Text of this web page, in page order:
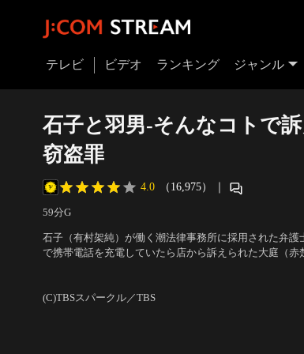
テレビ ビデオ ランキング ジャンル
石子と羽男-そんなコトで
窃盗罪
4.0 （16,975） ｜
59分G
石子（有村架純）が働く潮法律事務所に採用された弁
で携帯電話を充電していたら店から訴えられた大庭（赤
(C)TBSスパークル／TBS